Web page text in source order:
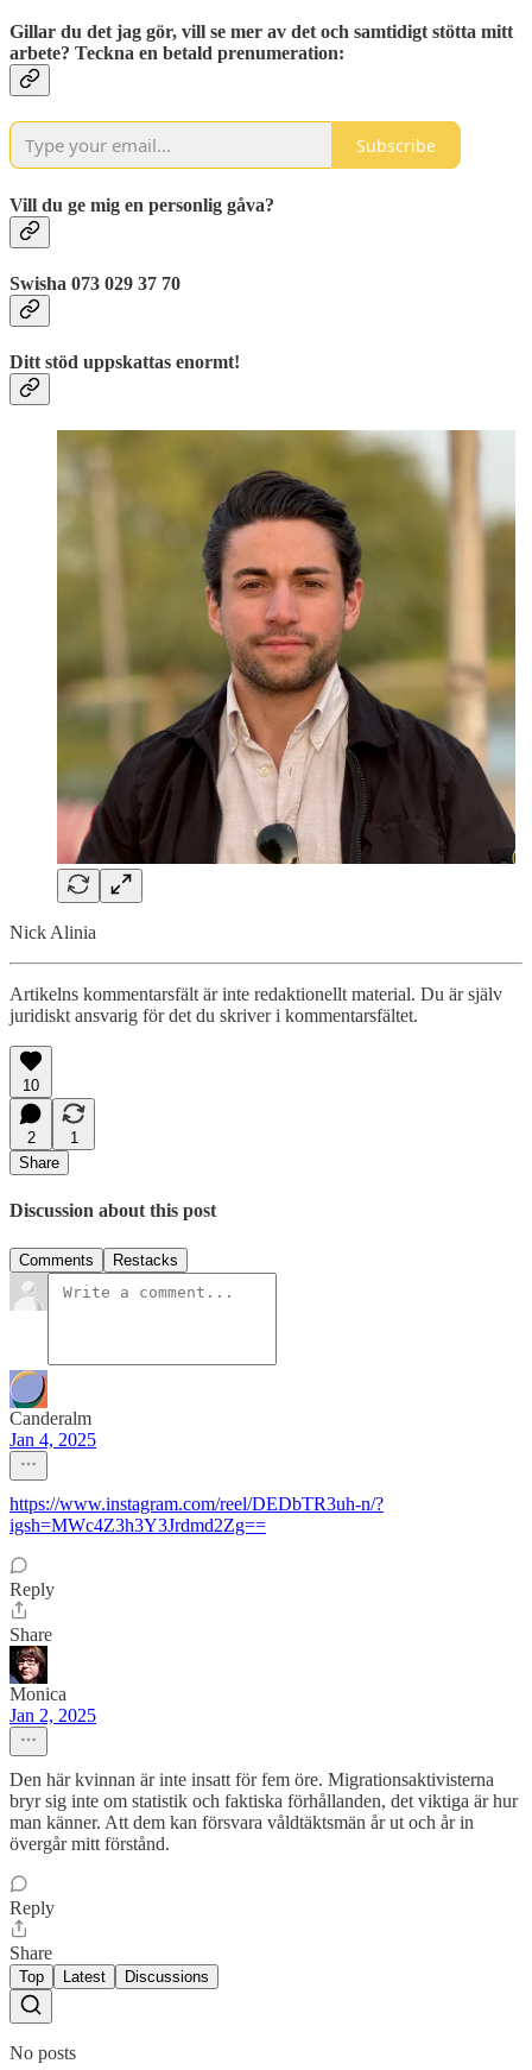
Gillar du det jag gör, vill se mer av det och samtidigt stötta mitt
arbete? Teckna en betald prenumeration:
Subscribe
Vill du ge mig en personlig gåva?
Swisha 073 029 37 70
Ditt stöd uppskattas enormt!
Nick Alinia
Artikelns kommentarsfält är inte redaktionellt material. Du är själv
juridiskt ansvarig för det du skriver i kommentarsfältet.
10
2
1
Share
Discussion about this post
Comments Restacks
Canderalm
Jan 4, 2025
https://www.instagram.com/reel/DEDbTR3uh-n/?
igsh=MWc4Z3h3Y3Jrdmd2Zg==
Reply
Share
Monica
Jan 2, 2025
Den här kvinnan är inte insatt för fem öre. Migrationsaktivisterna
bryr sig inte om statistik och faktiska förhållanden, det viktiga är hur
man känner. Att dem kan försvara våldtäktsmän år ut och år in
övergår mitt förstånd.
Reply
Share
Top Latest Discussions
No posts